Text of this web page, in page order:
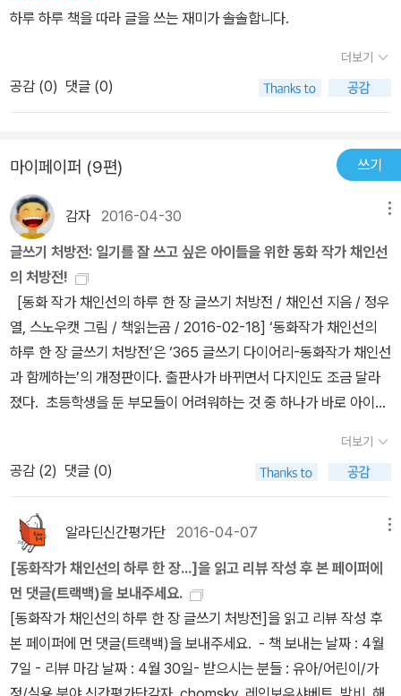
금요일이여서, 만명이 모여서 종이를 불태워야 한데요'써놓고 얼마나
어요.각 날에 적혀진 주제는, 시기에 맞는 주제이기도 하고, 나 자신에
대한 생각도 해보게 되고요.강제성 있다 생각하지 말고, 꾸준히 무언
가 써본다는 생각으로아이 생각을 알아보게 하는데 좋은 기회다 싶었
같애? 하고 물어보기도 했어요.아이가 닮고 싶은 성격 써 둔 걸 보니,
웃음이 나기도 하네요.하지만 아이가 부끄러워할까봐 나중에 들춰봤
어요.계속 써보라고만 하기보다,감상하는 시도 중간 중간 들어있다보
니,채인선 선생님이 골라준 글을 감상해보게 되기도 하네요.그리고,
짚어주는 포인트가 있으니, 그 감상 포인트를 느껴보게 되는 시간이
기도 했습니다.동화 작가 채인선 선생님이 하루에 한 장씩 건네는유
쾌하고 흥미진진한 글쓰기 처방전.동화작가시다보니, 아이들의 마음
을 생각하는 글을 써주셨더랬죠.그러한 관점으로 아이들의 글쓰기 고
민을 스스로 해결하게 도와주는재밌게 연습해보는 시간.한 달에 두
번, 좋은 글도 감상해보면서 참고삼는 글도 접해볼 수 있었고요.표현
하는 재미, 글쓰기 처방전으로 아이의 생각이 더 자라지 싶습니다.*
알라딘 공식 신간평가단의 투표를 통해 선정된 우수 도서를 출판사로
부터 제공 받아 읽고 쓴 리뷰입니다.
하루 하루 책을 따라 글을 쓰는 재미가 솔솔합니다.
더보기
공감 (0) 댓글 (0)
마이페이퍼 (9편) 쓰기
감자 2016-04-30
글쓰기 처방전: 일기를 잘 쓰고 싶은 아이들을 위한 동화 작가 채인선
의 처방전!
[동화 작가 채인선의 하루 한 장 글쓰기 처방전 / 채인선 지음 / 정우
열, 스노우캣 그림 / 책읽는곰 / 2016-02-18] ‘동화작가 채인선의
하루 한 장 글쓰기 처방전’은 ‘365 글쓰기 다이어리-동화작가 채인선
과 함께하는’의 개정판이다. 출판사가 바뀌면서 다지인도 조금 달라
졌다. 초등학생을 둔 부모들이 어려워하는 것 중 하나가 바로 아이들
는 없는데 아이는 쓸 것이 없다고 징징거리면 아무 것이든 좋으니 얼
른 쓰라며 아이와 씨름을 하게 된다. 아이에게 적절한 ‘글감’을 제시해
주면 좋겠는데 뭘 제시해야 할는지 딱히 생각도 나지 않는다. 이럴 때
아이에게 ‘짜잔’하고 선물해주면 좋은 책이 바로 ‘동화 작가 채인선의
하루 한 장 글쓰기 처방전’이다. 이 책은 그야말로 하루 한 편 365일
동안 완성할 수 있는 어린이 글쓰기 워크북이다. 나머지 이야기는 <
http://blog.naver.com/potatobook/220719681804>에서
확인하세요.
더보기
공감 (2) 댓글 (0)
알라딘신간평가단 2016-04-07
[동화작가 채인선의 하루 한 장...]을 읽고 리뷰 작성 후 본 페이퍼에
먼 댓글(트랙백)을 보내주세요.
[동화작가 채인선의 하루 한 장 글쓰기 처방전]을 읽고 리뷰 작성 후
본 페이퍼에 먼 댓글(트랙백)을 보내주세요. - 책 보내는 날짜 : 4월
7일 - 리뷰 마감 날짜 : 4월 30일- 받으시는 분들 : 유아/어린이/가